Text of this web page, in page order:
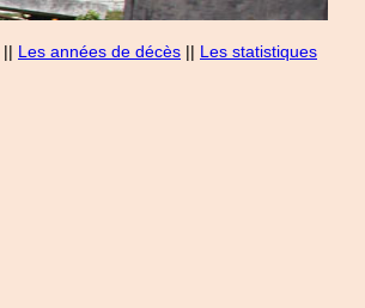
|| Les années de décès || Les statistiques